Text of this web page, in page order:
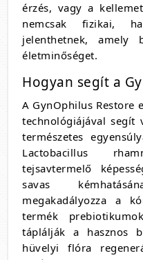
érzés, vagy a
nemcsak fizikai,
jelenthetnek, amely
életminőséget.
Hogyan segít a
A GynOphilus Restore
technológiájával segít
természetes
Lactobacillus
tejsavtermelő
savas
megakadályozza a
termék
táplálják a hasznos
hüvelyi flóra